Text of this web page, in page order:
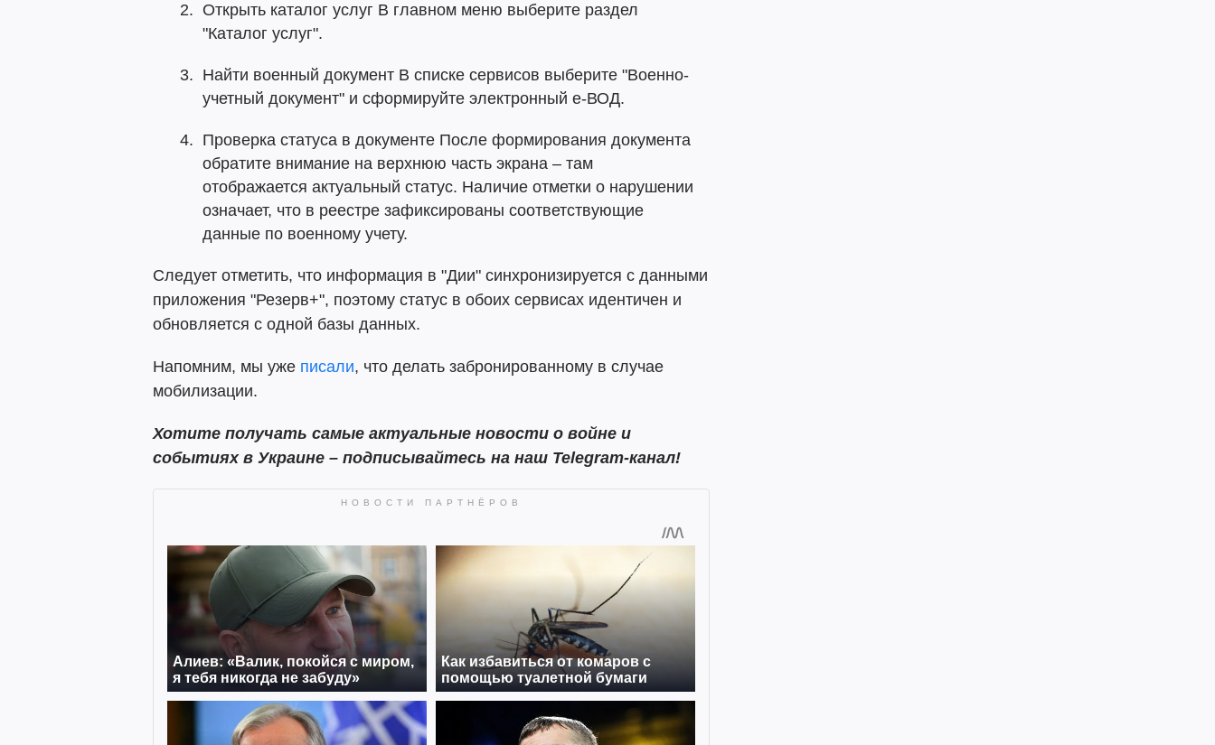
Открыть каталог услуг В главном меню выберите раздел
"Каталог услуг".
Найти военный документ В списке сервисов выберите "Военно-
учетный документ" и сформируйте электронный е-ВОД.
Проверка статуса в документе После формирования документа
обратите внимание на верхнюю часть экрана – там
отображается актуальный статус. Наличие отметки о нарушении
означает, что в реестре зафиксированы соответствующие
данные по военному учету.
Следует отметить, что информация в "Дии" синхронизируется с данными
приложения "Резерв+", поэтому статус в обоих сервисах идентичен и
обновляется с одной базы данных.
Напомним, мы уже писали, что делать забронированному в случае
мобилизации.
Хотите получать самые актуальные новости о войне и
событиях в Украине – подписывайтесь на наш Telegram-канал!